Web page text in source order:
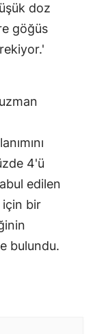
doz
göğüs
4'ü
edilen
için bir
bulundu.